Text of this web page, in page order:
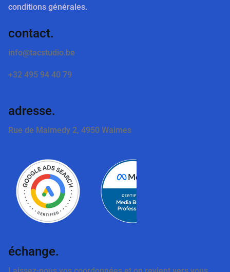
adresse.
Rue de Malmedy 2, 4950 Waimes
contact.
info@tacstudio.be
+32 495 94 40 79
échange.
conditions générales.